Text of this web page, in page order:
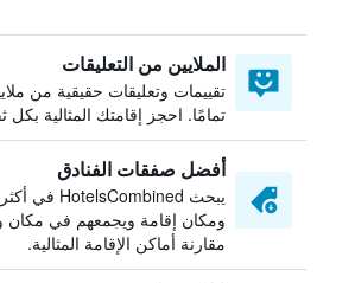
الملايين من التعليقات
تقييمات وتعليقات حقيقية من
تمامًا. احجز إقامتك المثالية بكل
أفضل صفقات الفنادق
ومكان إقامة ويجمعهم في
مقارنة أماكن الإقامة المثالية.